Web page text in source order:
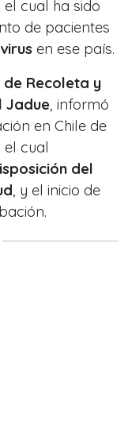
el cual ha sido
de pacientes
en ese país.
Recoleta y
Jadue, informó
en Chile de
cual
del
, y el inicio de